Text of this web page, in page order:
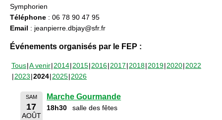
Symphorien
Téléphone : 06 78 90 47 95
Email : jeanpierre.dbjay@sfr.fr
Événements organisés par le FEP :
Tous A venir 2014 2015 2016 2017 2018 2019 2020 2022
2023 2024 2025 2026
SAM
17
AOÛT
Marche Gourmande
18h30 salle des fêtes